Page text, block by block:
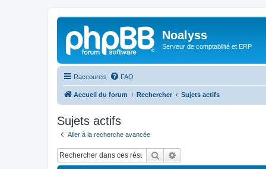
Noalyss
Serveur de comptabilité et ERP
Raccourcis FAQ
Accueil du forum Rechercher Sujets actifs
Sujets actifs
Aller à la recherche avancée
Rechercher